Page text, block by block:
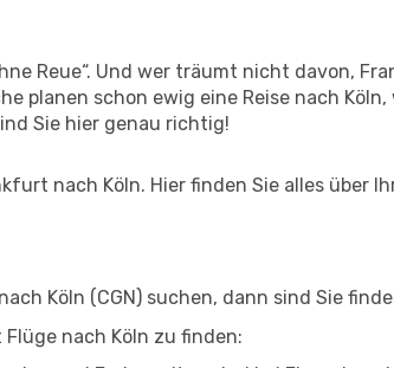
Reue“. Und wer träumt nicht davon,
planen schon ewig eine Reise nach
Sie hier genau richtig!
nach Köln. Hier finden Sie alles über
Köln (CGN) suchen, dann sind Sie
nach Köln zu finden: